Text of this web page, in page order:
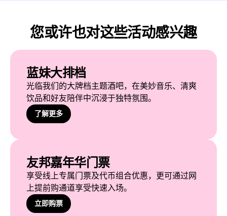
您或许也对这些活动感兴趣
蓝妹大排档
光临我们的大牌档主题酒吧，在美妙音乐、清爽
饮品和好友陪伴中沉浸于独特氛围。
了解更多
友邦嘉年华门票
享受线上专属门票及代币组合优惠，更可通过网
上提前购通道享受快速入场。
立即购票